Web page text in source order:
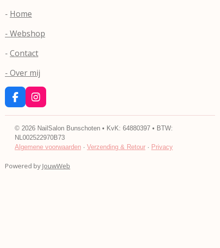
- Home
- Webshop
- Contact
- Over mij
F
a
c
e
b
o
k
I
n
s
t
a
g
a
© 2026 NailSalon Bunschoten • KvK: 64880397 • BTW:
NL002522970B73
Algemene voorwaarden · Verzending & Retour · Privacy
Powered by JouwWeb